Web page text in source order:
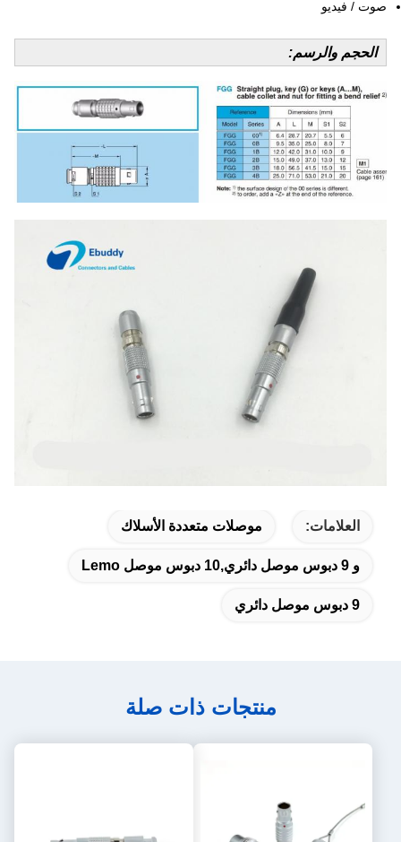
صوت / فيديو
الحجم والرسم:
العلامات: موصلات متعددة الأسلاك
و 9 دبوس موصل دائري,10 دبوس موصل Lemo
9 دبوس موصل دائري
منتجات ذات صلة